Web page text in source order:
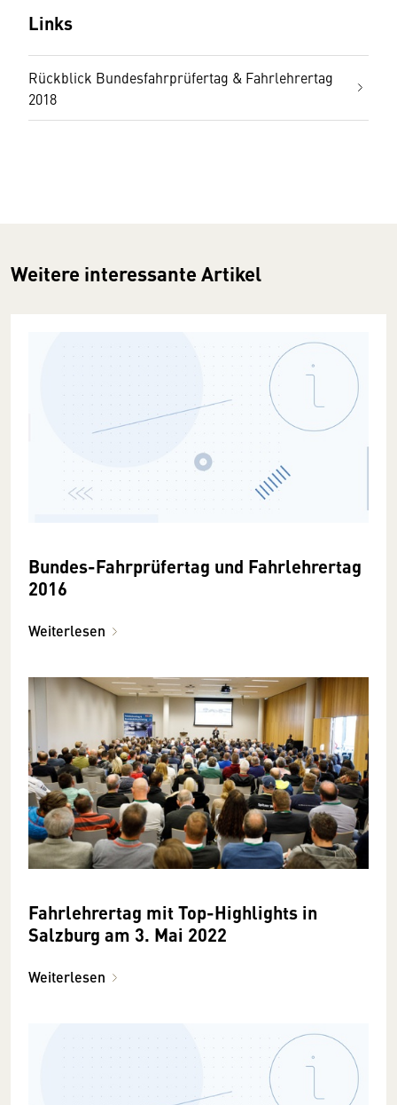
Links
Rückblick Bundesfahrprüfertag & Fahrlehrertag
2018
Weitere interessante Artikel
Bundes-Fahrprüfertag und Fahrlehrertag
2016
Weiterlesen
Fahrlehrertag mit Top-Highlights in
Salzburg am 3. Mai 2022
Weiterlesen